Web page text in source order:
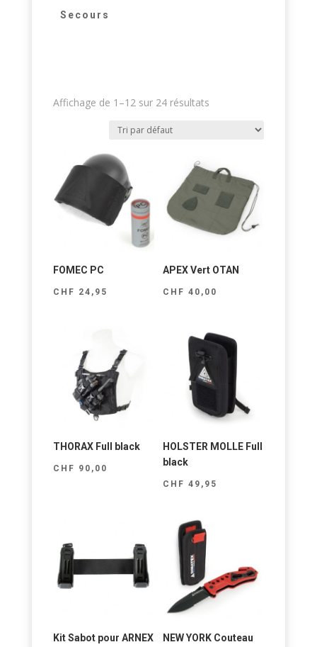
Secours
Affichage de 1–12 sur 24 résultats
FOMEC PC
CHF 24,95
APEX Vert OTAN
CHF 40,00
THORAX Full black
CHF 90,00
HOLSTER MOLLE Full
black
CHF 49,95
Kit Sabot pour ARNEX
NEW YORK Couteau